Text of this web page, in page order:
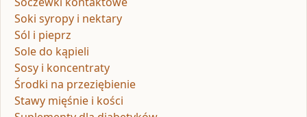
Soki syropy i nektary
Sól i pieprz
Sole do kąpieli
Sosy i koncentraty
Środki na przeziębienie
Stawy mięśnie i kości